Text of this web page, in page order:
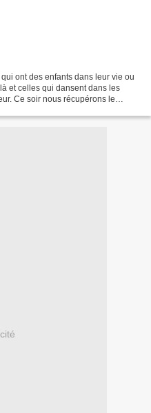
ont des enfants dans leur vie ou
et celles qui dansent dans les
Ce soir nous récupérons le